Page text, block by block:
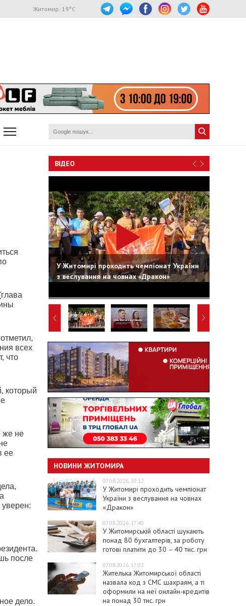
Житомир: 19°C
всех
что
который
же не
ее
уверен:
после
дело.
ВІДЕО
У Житомирі проходить чемпіонат України
з веслування на човнах «Дракон»
НОВИНИ ЖИТОМИРА
07.08.2026, 20:12
У Житомирі проходить чемпіонат
України з веслування на човнах
«Дракон»
07.08.2026, 17:40
У Житомирській області шукають
понад 80 бухгалтерів, за роботу
готові платити до 30 – 40 тис. грн
07.08.2026, 17:02
Жителька Житомирської області
назвала код з СМС шахраям, а ті
оформили на неї онлайн-кредитів
на понад 30 тис. грн